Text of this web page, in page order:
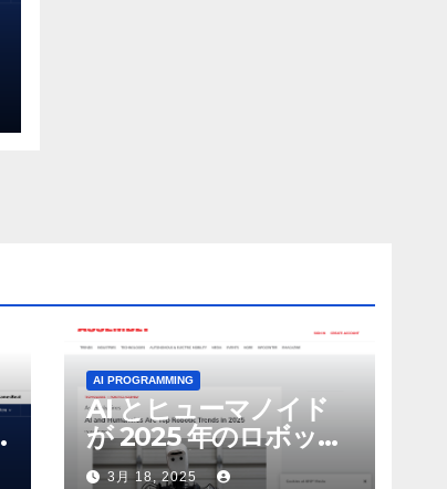
AI PROGRAMMING
AI とヒューマノイド
が 2025 年のロボット
のトップトレンドに |
3月 18, 2025